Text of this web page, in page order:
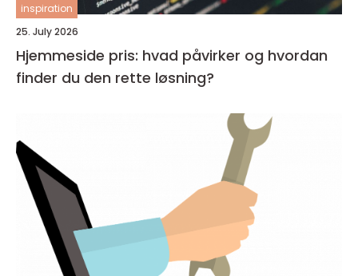
inspiration
25. July 2026
Hjemmeside pris: hvad påvirker og hvordan
finder du den rette løsning?